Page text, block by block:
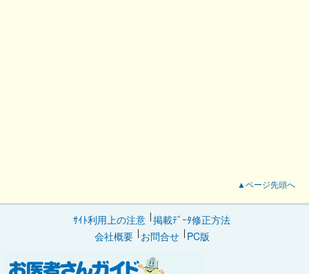
▲ページ先頭へ
ｻｲﾄ利用上の注意 掲載ﾃﾞｰﾀ修正方法
会社概要
お問合せ PC版